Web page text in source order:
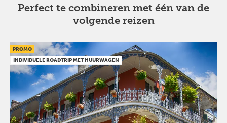
Perfect te combineren met één van de
volgende reizen
PROMO
INDIVIDUELE ROADTRIP MET HUURWAGEN